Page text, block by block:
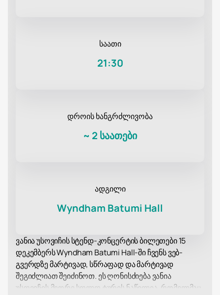
საათი
21:30
დროის ხანგრძლივობა
~ 2 საათები
ადგილი
Wyndham Batumi Hall
ვანია უსოვიჩის სტენდ-კონცერტის ბილეთები 15
დეკემბერს Wyndham Batumi Hall-ში ჩვენს ვებ-
გვერდზე მარტივად, სწრაფად და მარტივად
შეგიძლიათ შეიძინოთ. ეს ღონისძიება ვანია
უსოვიჩის მეორე სოლო ტურის ნაწილია, რომელმაც